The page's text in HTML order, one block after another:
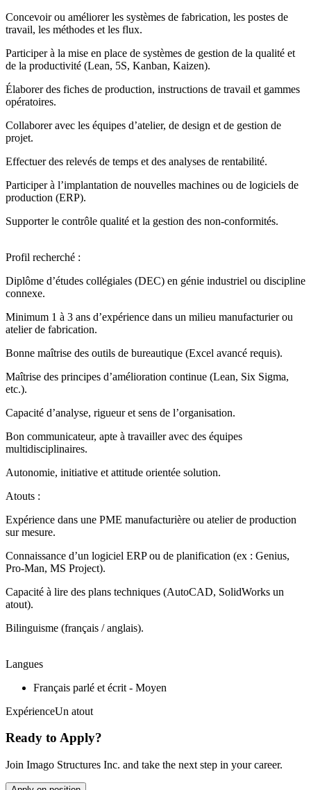
Concevoir ou améliorer les systèmes de fabrication, les postes de
travail, les méthodes et les flux.
Participer à la mise en place de systèmes de gestion de la qualité et
de la productivité (Lean, 5S, Kanban, Kaizen).
Élaborer des fiches de production, instructions de travail et gammes
opératoires.
Collaborer avec les équipes d’atelier, de design et de gestion de
projet.
Effectuer des relevés de temps et des analyses de rentabilité.
Participer à l’implantation de nouvelles machines ou de logiciels de
production (ERP).
Supporter le contrôle qualité et la gestion des non-conformités.
Profil recherché :
Diplôme d’études collégiales (DEC) en génie industriel ou discipline
connexe.
Minimum 1 à 3 ans d’expérience dans un milieu manufacturier ou
atelier de fabrication.
Bonne maîtrise des outils de bureautique (Excel avancé requis).
Maîtrise des principes d’amélioration continue (Lean, Six Sigma,
etc.).
Capacité d’analyse, rigueur et sens de l’organisation.
Bon communicateur, apte à travailler avec des équipes
multidisciplinaires.
Autonomie, initiative et attitude orientée solution.
Atouts :
Expérience dans une PME manufacturière ou atelier de production
sur mesure.
Connaissance d’un logiciel ERP ou de planification (ex : Genius,
Pro-Man, MS Project).
Capacité à lire des plans techniques (AutoCAD, SolidWorks un
atout).
Bilinguisme (français / anglais).
Langues
Français parlé et écrit - Moyen
ExpérienceUn atout
Ready to Apply?
Join Imago Structures Inc. and take the next step in your career.